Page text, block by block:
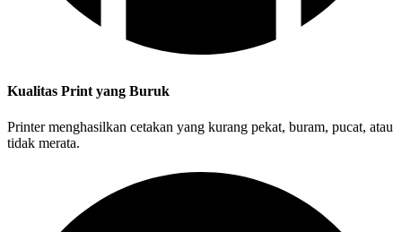
Kualitas Print yang Buruk
Printer menghasilkan cetakan yang kurang pekat, buram, pucat, atau
tidak merata.